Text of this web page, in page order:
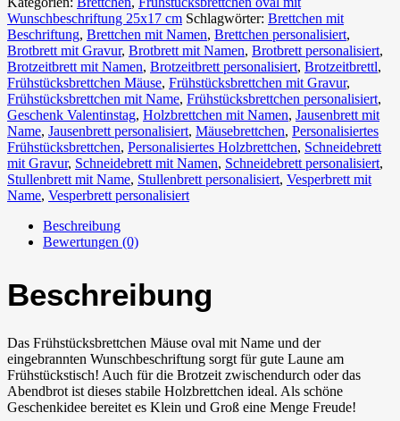
Wunschbeschriftung 25x17 cm Schlagwörter: Brettchen mit
Beschriftung, Brettchen mit Namen, Brettchen personalisiert,
Brotbrett mit Gravur, Brotbrett mit Namen, Brotbrett personalisiert,
Brotzeitbrett mit Namen, Brotzeitbrett personalisiert, Brotzeitbrettl,
Frühstücksbrettchen Mäuse, Frühstücksbrettchen mit Gravur,
Frühstücksbrettchen mit Name, Frühstücksbrettchen personalisiert,
Geschenk Valentinstag, Holzbrettchen mit Namen, Jausenbrett mit
Name, Jausenbrett personalisiert, Mäusebrettchen, Personalisiertes
Frühstücksbrettchen, Personalisiertes Holzbrettchen, Schneidebrett
mit Gravur, Schneidebrett mit Namen, Schneidebrett personalisiert,
Stullenbrett mit Name, Stullenbrett personalisiert, Vesperbrett mit
Name, Vesperbrett personalisiert
Beschreibung
Bewertungen (0)
Beschreibung
Das Frühstücksbrettchen Mäuse oval mit Name und der
eingebrannten Wunschbeschriftung sorgt für gute Laune am
Frühstückstisch! Auch für die Brotzeit zwischendurch oder das
Abendbrot ist dieses stabile Holzbrettchen ideal. Als schöne
Geschenkidee bereitet es Klein und Groß eine Menge Freude!